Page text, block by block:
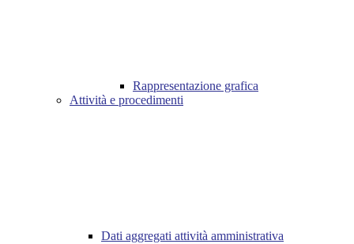
Rappresentazione grafica
Attività e procedimenti
Dati aggregati attività amministrativa